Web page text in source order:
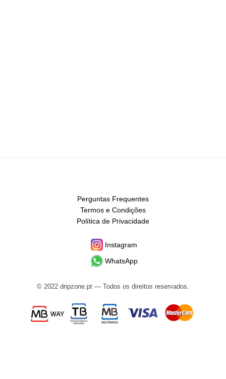
Perguntas Frequentes
Termos e Condições
Política de Privacidade
Instagram
WhatsApp
© 2022 dripzone.pt — Todos os direitos reservados.